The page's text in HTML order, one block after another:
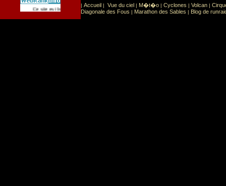
Ce site est list� dans la cat�gorie Sport: Sports extr�mes
| Accueil | Vue du ciel | M�t�o | Cyclones | Volcan |
Diagonale des Fous | Marathon des Sables | Blog de